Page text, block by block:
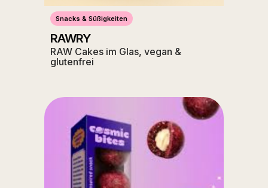
Snacks & Süßigkeiten
RAWRY
RAW Cakes im Glas, vegan &
glutenfrei